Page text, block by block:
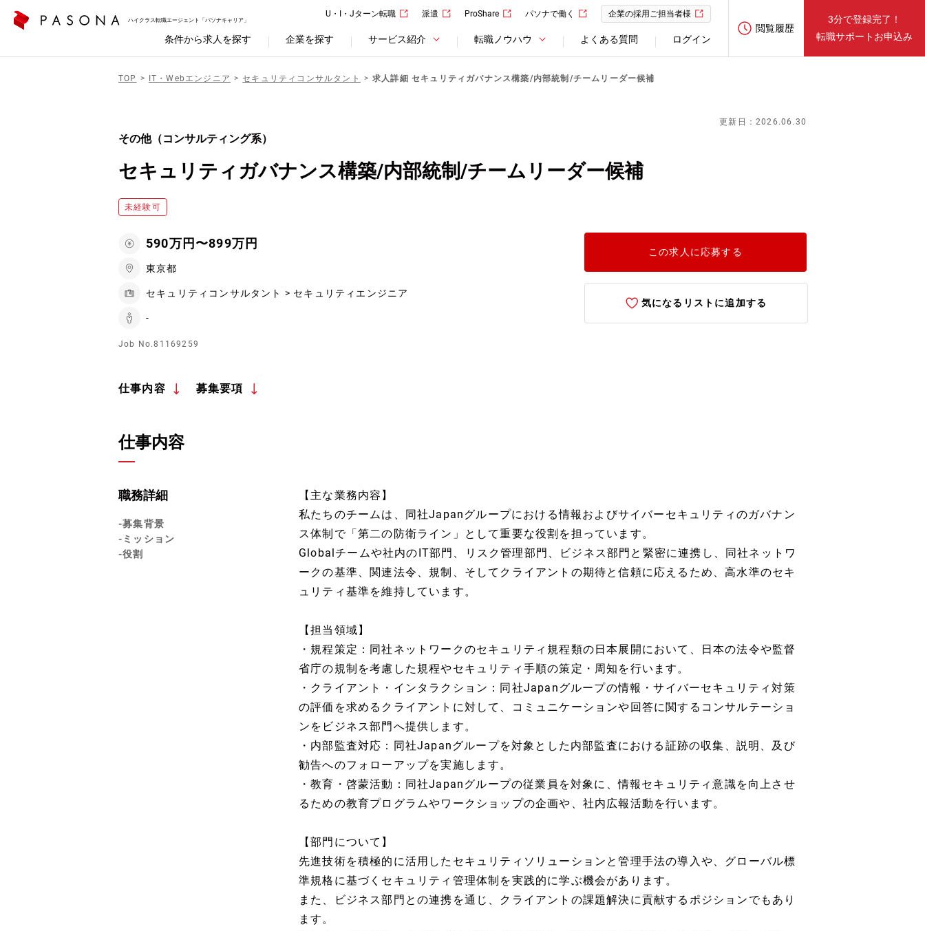
ハイクラス転職エージェント「パソナキャリア」
U・I・Jターン転職 派遣 ProShare パソナで働く 企業の採用ご担当者様
条件から求人を探す 企業を探す サービス紹介 転職ノウハウ よくある質問 ログイン
閲覧履歴
3分で登録完了！
転職サポートお申込み
TOP IT・Webエンジニア セキュリティコンサルタント 求人詳細 セキュリティガバナンス構築/内部統制/チームリーダー候補
更新日：2026.06.30
その他（コンサルティング系）
セキュリティガバナンス構築/内部統制/チームリーダー候補
未経験可
590万円〜899万円
東京都
セキュリティコンサルタント > セキュリティエンジニア
-
Job No.81169259
この求人に応募する
気になるリストに追加する
仕事内容 募集要項
仕事内容
職務詳細
-募集背景
-ミッション
-役割
【主な業務内容】
私たちのチームは、同社Japanグループにおける情報およびサイバーセキュリティのガバナン
ス体制で「第二の防衛ライン」として重要な役割を担っています。
Globalチームや社内のIT部門、リスク管理部門、ビジネス部門と緊密に連携し、同社ネットワ
ークの基準、関連法令、規制、そしてクライアントの期待と信頼に応えるため、高水準のセキ
ュリティ基準を維持しています。
【担当領域】
・規程策定：同社ネットワークのセキュリティ規程類の日本展開において、日本の法令や監督
省庁の規制を考慮した規程やセキュリティ手順の策定・周知を行います。
・クライアント・インタラクション：同社Japanグループの情報・サイバーセキュリティ対策
の評価を求めるクライアントに対して、コミュニケーションや回答に関するコンサルテーショ
ンをビジネス部門へ提供します。
・内部監査対応：同社Japanグループを対象とした内部監査における証跡の収集、説明、及び
勧告へのフォローアップを実施します。
・教育・啓蒙活動：同社Japanグループの従業員を対象に、情報セキュリティ意識を向上させ
るための教育プログラムやワークショップの企画や、社内広報活動を行います。
【部門について】
先進技術を積極的に活用したセキュリティソリューションと管理手法の導入や、グローバル標
準規格に基づくセキュリティ管理体制を実践的に学ぶ機会があります。
また、ビジネス部門との連携を通じ、クライアントの課題解決に貢献するポジションでもあり
ます。